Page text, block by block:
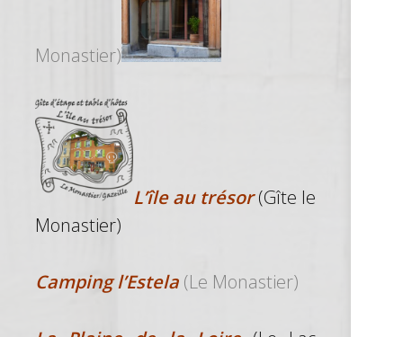
Monastier)
L’île au trésor(Gîte le
Monastier)
Camping l’Estela (Le Monastier)